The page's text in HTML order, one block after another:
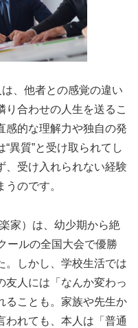
、他者との感覚の違い
り合わせの人生を送るこ
感的な理解力や独自の発
異質”と受け取られてし
、受け入れられない経験
のです。
家）は、幼少期から絶
ールの全国大会で優勝
。しかし、学校生活では
友人には「なんか変わっ
ることも。家族や先生か
われても、本人は「普通